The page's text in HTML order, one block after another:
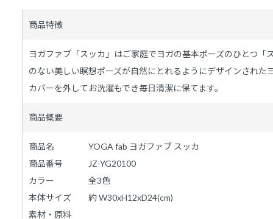
商品特徴
ヨガファブ「スッカ」はご家庭でヨガの基本ポーズのひとつ
のない美しい瞑想ポーズが自然にとれるようにデザインされた
カバーを外してお洗濯もでき毎日清潔に保てます。
商品概要
商品名 YOGA fab ヨガファブ スッカ
商品番号 JZ-YG20100
カラー 全3色
本体サイズ 約 W30xH12xD24(cm)
素材・原料